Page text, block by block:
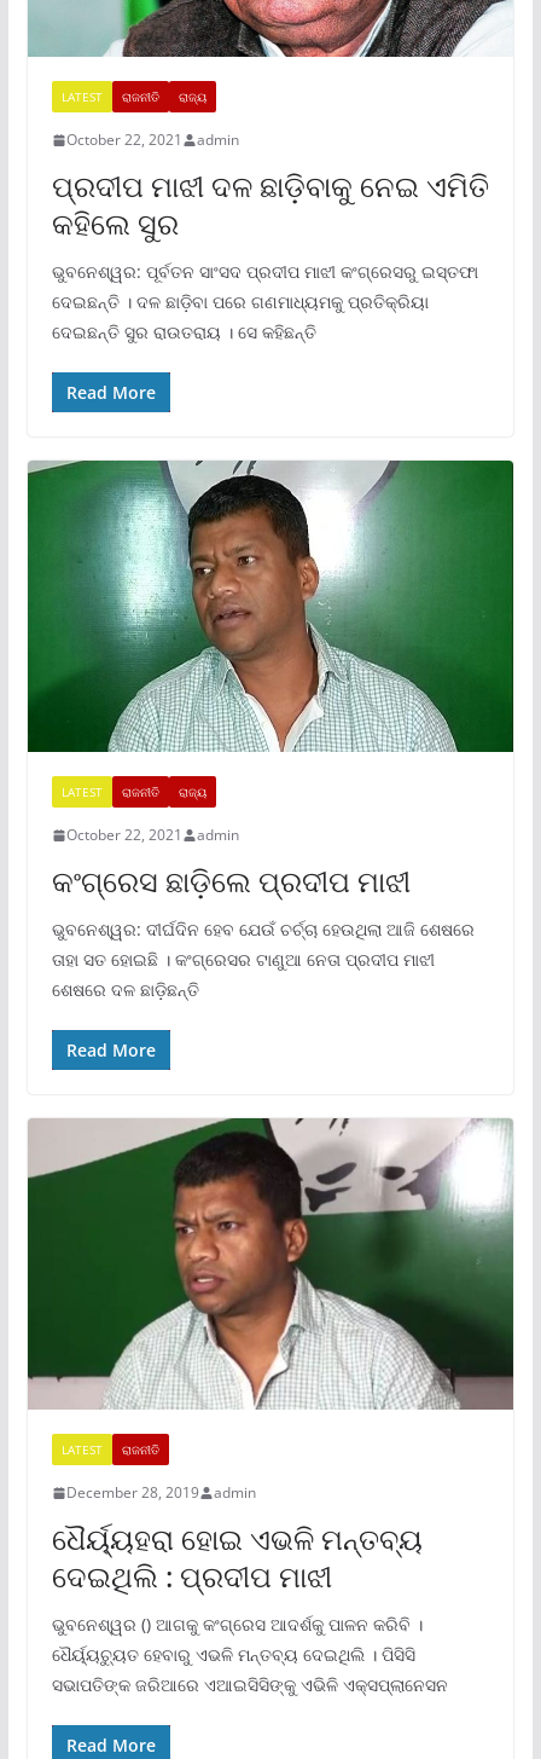
LATEST ରାଜନୀତି ରାଜ୍ୟ
October 22, 2021 admin
ପ୍ରଦୀପ ମାଝୀ ଦଳ ଛାଡ଼ିବାକୁ ନେଇ ଏମିତି
କହିଲେ ସୁର
ଭୁବନେଶ୍ୱର: ପୂର୍ବତନ ସାଂସଦ ପ୍ରଦୀପ ମାଝୀ କଂଗ୍ରେସରୁ ଇସ୍ତଫା
ଦେଇଛନ୍ତି । ଦଳ ଛାଡ଼ିବା ପରେ ଗଣମାଧ୍ୟମକୁ ପ୍ରତିକ୍ରିୟା
ଦେଇଛନ୍ତି ସୁର ରାଉତରାୟ । ସେ କହିଛନ୍ତି
Read More
LATEST ରାଜନୀତି ରାଜ୍ୟ
October 22, 2021 admin
କଂଗ୍ରେସ ଛାଡ଼ିଲେ ପ୍ରଦୀପ ମାଝୀ
ଭୁବନେଶ୍ୱର: ଦୀର୍ଘଦିନ ହେବ ଯେଉଁ ଚର୍ଚ୍ଚା ହେଉଥିଲା ଆଜି ଶେଷରେ
ତାହା ସତ ହୋଇଛି । କଂଗ୍ରେସର ଟାଣୁଆ ନେତା ପ୍ରଦୀପ ମାଝୀ
ଶେଷରେ ଦଳ ଛାଡ଼ିଛନ୍ତି
Read More
LATEST ରାଜନୀତି
December 28, 2019 admin
ଧୈର୍ୟ୍ୟହରା ହୋଇ ଏଭଳି ମନ୍ତବ୍ୟ
ଦେଇଥିଲି : ପ୍ରଦୀପ ମାଝୀ
ଭୁବନେଶ୍ୱର () ଆଗକୁ କଂଗ୍ରେସ ଆଦର୍ଶକୁ ପାଳନ କରିବି ।
ଧୈର୍ୟ୍ୟଚ୍ୟୁତ ହେବାରୁ ଏଭଳି ମନ୍ତବ୍ୟ ଦେଇଥିଲି । ପିସିସି
ସଭାପତିଙ୍କ ଜରିଆରେ ଏଆଇସିସିଙ୍କୁ ଏଭିଳି ଏକ୍ସପ୍ଲାନେସନ
Read More